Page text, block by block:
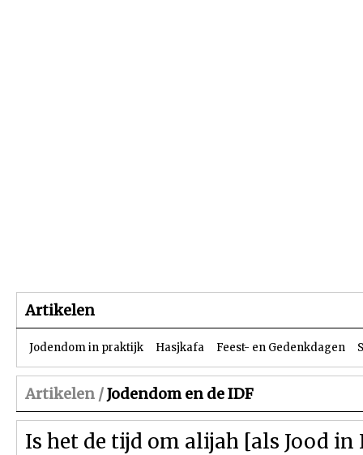
Artikelen
Jodendom in praktijk Hasjkafa Feest- en Gedenkdagen
Artikelen /Jodendom en de IDF
Is het de tijd om alijah [als Jood